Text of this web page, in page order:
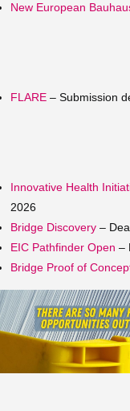
New European
FLARE – Submission
Innovative Health
2026
Bridge Discovery –
EIC Pathfinder Open –
Bridge Proof of